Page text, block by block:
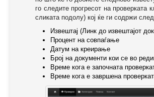
го следите прогресот на проверката
сликата подолу) кој ќе ги содржи
Извештај (Линк до извештајот
Процент на совпаѓање
Датум на креирање
Број на документи кои се во
Време кога е започната
Време кога е завршена